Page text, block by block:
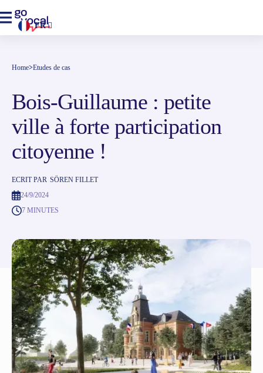
FR
Home>Etudes de cas
Bois-Guillaume : petite
ville à forte participation
citoyenne !
ECRIT PAR SÖREN FILLET
24/9/2024
7 MINUTES